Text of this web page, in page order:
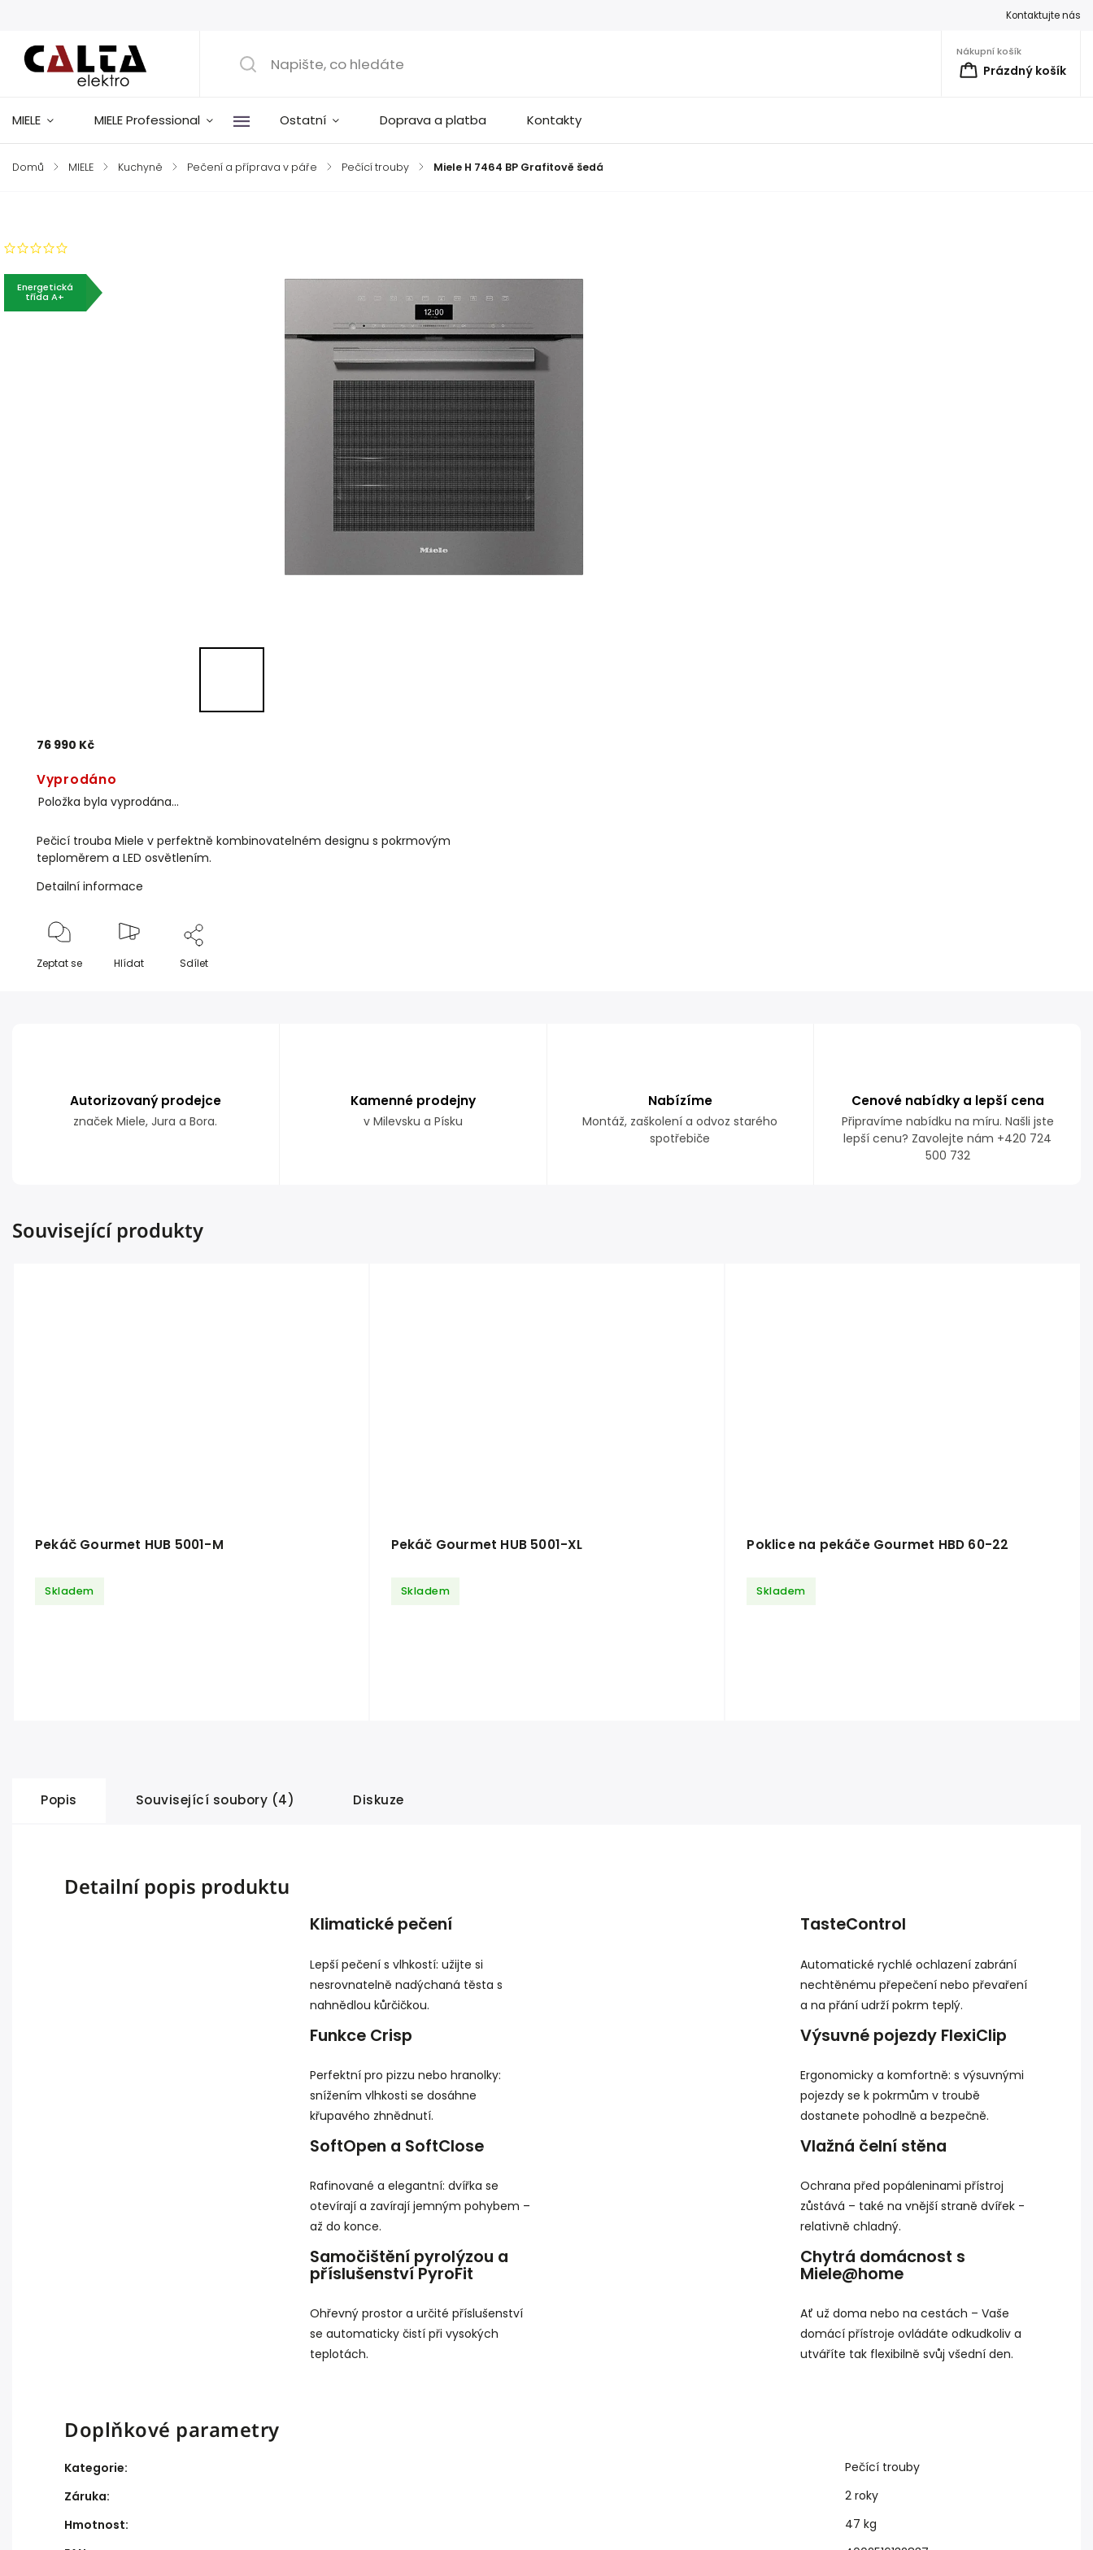
Kontaktujte nás
Nákupní košík
Prázdný košík
MIELE MIELE Professional Ostatní Doprava a platba Kontakty
Domů / MIELE / Kuchyně / Pečení a příprava v páře / Pečící trouby / Miele H 7464 BP Grafitově šedá
Energetická
třída A+
76 990 Kč
Vyprodáno
Položka byla vyprodána…
Pečicí trouba Miele v perfektně kombinovatelném designu s pokrmovým
teploměrem a LED osvětlením.
Detailní informace
Zeptat se Hlídat Sdílet
Autorizovaný prodejce
značek Miele, Jura a Bora.
Kamenné prodejny
v Milevsku a Písku
Nabízíme
Montáž, zaškolení a odvoz starého
spotřebiče
Cenové nabídky a lepší cena
Připravíme nabídku na míru. Našli jste
lepší cenu? Zavolejte nám +420 724
500 732
Související produkty
Pekáč Gourmet HUB 5001-M
Skladem
Pekáč Gourmet HUB 5001-XL
Skladem
Poklice na pekáče Gourmet HBD 60-22
Skladem
Popis Související soubory (4) Diskuze
Detailní popis produktu
Klimatické pečení
Lepší pečení s vlhkostí: užijte si
nesrovnatelně nadýchaná těsta s
nahnědlou kůrčičkou.
TasteControl
Automatické rychlé ochlazení zabrání
nechtěnému přepečení nebo převaření
a na přání udrží pokrm teplý.
Funkce Crisp
Perfektní pro pizzu nebo hranolky:
snížením vlhkosti se dosáhne
křupavého zhnědnutí.
Výsuvné pojezdy FlexiClip
Ergonomicky a komfortně: s výsuvnými
pojezdy se k pokrmům v troubě
dostanete pohodlně a bezpečně.
SoftOpen a SoftClose
Rafinované a elegantní: dvířka se
otevírají a zavírají jemným pohybem –
až do konce.
Vlažná čelní stěna
Ochrana před popáleninami přístroj
zůstává – také na vnější straně dvířek -
relativně chladný.
Samočištění pyrolýzou a
příslušenství PyroFit
Ohřevný prostor a určité příslušenství
se automaticky čistí při vysokých
teplotách.
Chytrá domácnost s
Miele@home
Ať už doma nebo na cestách – Vaše
domácí přístroje ovládáte odkudkoliv a
utváříte tak flexibilně svůj všední den.
Doplňkové parametry
Kategorie:
Pečící trouby
Záruka:
2 roky
Hmotnost:
47 kg